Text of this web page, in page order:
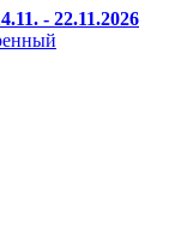
- 22.11.2026